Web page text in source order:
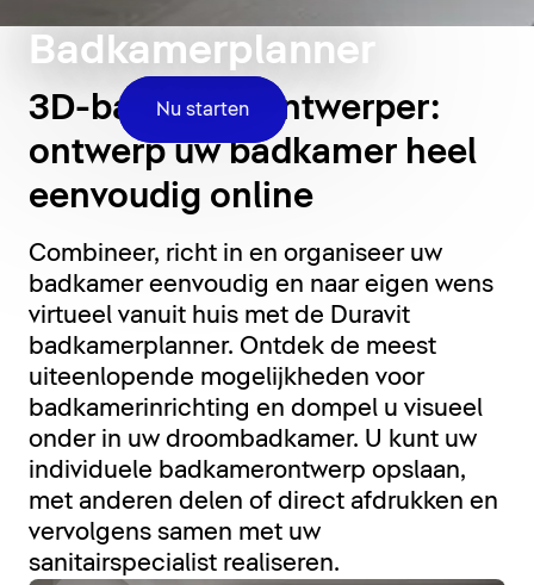
Badkamerplanner
Nu starten
3D-badkamerontwerper:
ontwerp uw badkamer heel
eenvoudig online
Combineer, richt in en organiseer uw
badkamer eenvoudig en naar eigen wens
virtueel vanuit huis met de Duravit
badkamerplanner. Ontdek de meest
uiteenlopende mogelijkheden voor
badkamerinrichting en dompel u visueel
onder in uw droombadkamer. U kunt uw
individuele badkamerontwerp opslaan,
met anderen delen of direct afdrukken en
vervolgens samen met uw
sanitairspecialist realiseren.